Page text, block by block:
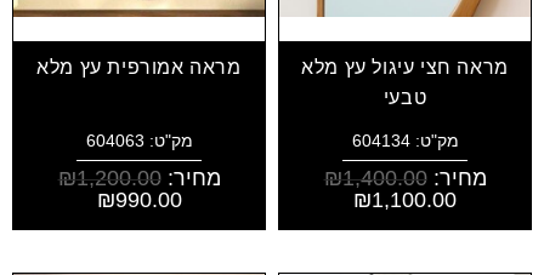
מראה חצי עיגול עץ מלא
טבעי
מק"ט: 604134
מחיר: ₪1,400.00
₪1,100.00
מראה אמורפית עץ מלא
מק"ט: 604063
מחיר: ₪1,200.00
₪990.00